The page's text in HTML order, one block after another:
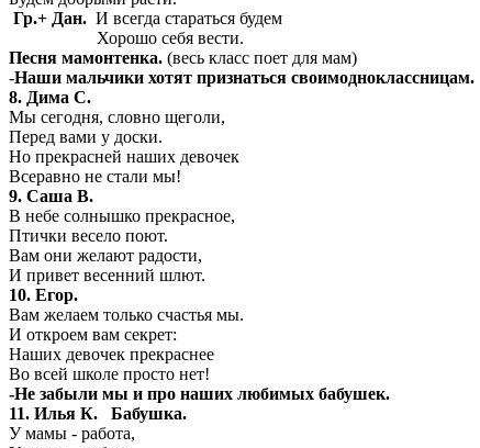
Гр.+ Дан. И всегда стараться будем
Хорошо себя вести.
Песня мамонтенка. (весь класс поет для мам)
-Наши мальчики хотят признаться своимодноклассницам.
8. Дима С.
Мы сегодня, словно щеголи,
Перед вами у доски.
Но прекрасней наших девочек
Всеравно не стали мы!
9. Саша В.
В небе солнышко прекрасное,
Птички весело поют.
Вам они желают радости,
И привет весенний шлют.
10. Егор.
Вам желаем только счастья мы.
И откроем вам секрет:
Наших девочек прекраснее
Во всей школе просто нет!
-Не забыли мы и про наших любимых бабушек.
11. Илья К. Бабушка.
У мамы - работа,